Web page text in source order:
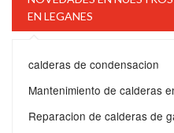
EN LEGANES
calderas de condensacion
Mantenimiento de calderas
Reparacion de calderas de